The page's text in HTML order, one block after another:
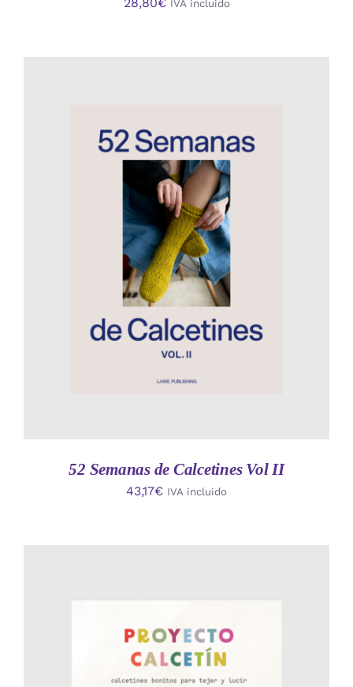
IVA incluido
AÑADIR AL CARRITO
52 Semanas de Calcetines Vol II
43,17€ IVA incluido